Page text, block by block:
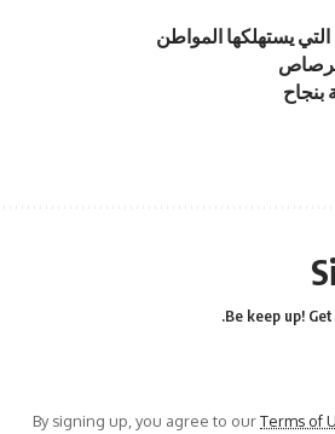
يستهلكها المواطن
Be keep up!
By signing up, you agree to ourTerms of